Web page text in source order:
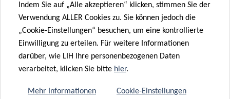
Vor seiner Berufung war er Gründungsdirektor desClinical
Study Centrean der Charité sowie desBerlin Institute of
Health. In seiner Funktion als Direktor verantwortet Prof.
von Kalle die strategische Weiterentwicklung der LRC, mit
dem Ziel, die Integration von Forschung und klinischer
Versorgung weiter zu stärken, nationale und internationale
Indem Sie auf „Alle akzeptieren“ klicken, stimmen Sie der
Verwendung ALLER Cookies zu. Sie können jedoch die
„Cookie-Einstellungen“ besuchen, um eine kontrollierte
Einwilligung zu erteilen. Für weitere Informationen
darüber, wie LIH Ihre personenbezogenen Daten
verarbeitet, klicken Sie bitte hier.
Mehr Informationen Cookie-Einstellungen